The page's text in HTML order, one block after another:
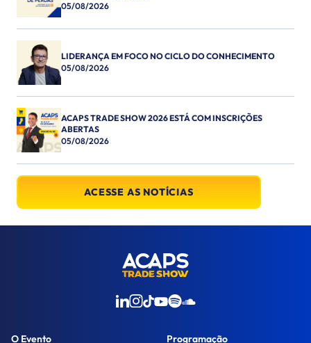
05/08/2026
LIDERANÇA EM FOCO NO CICLO DO CONHECIMENTO
05/08/2026
ACAPS TRADE SHOW 2026 ESTÁ COM INSCRIÇÕES
ABERTAS
05/08/2026
ACESSE AS NOTÍCIAS
O Evento Programação